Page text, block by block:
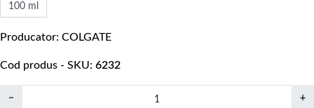
100 ml
Producator COLGATE
Cod produs - SKU 6232
− +